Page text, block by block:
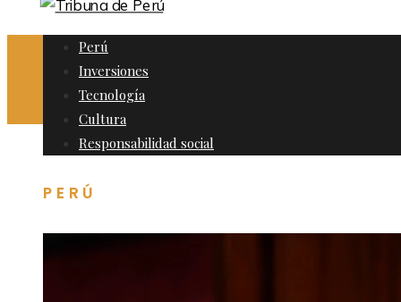
Perú
Inversiones
Tecnología
Cultura
Responsabilidad social
PERÚ